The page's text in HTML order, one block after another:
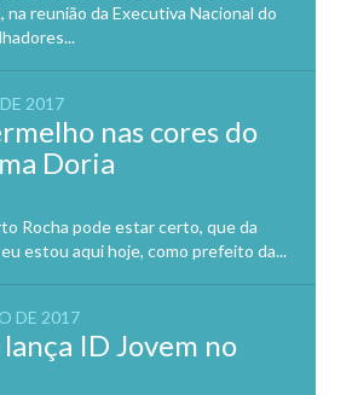
reunião da Executiva Nacional do
2017
nas cores do
Doria
Rocha pode estar certo, que da
estou aqui hoje, como prefeito da...
DE 2017
ID Jovem no